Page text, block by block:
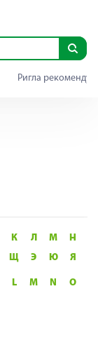
Ригла
К Л М
Н
Щ Э Ю Я
L M N
O